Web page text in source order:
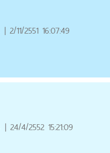
| 2/11/2551 16:07:49
| 24/4/2552 15:21:09